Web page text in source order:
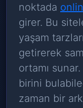
noktada
girer. Bu
yaşam
getirerek
ortamı
birini
zaman bir